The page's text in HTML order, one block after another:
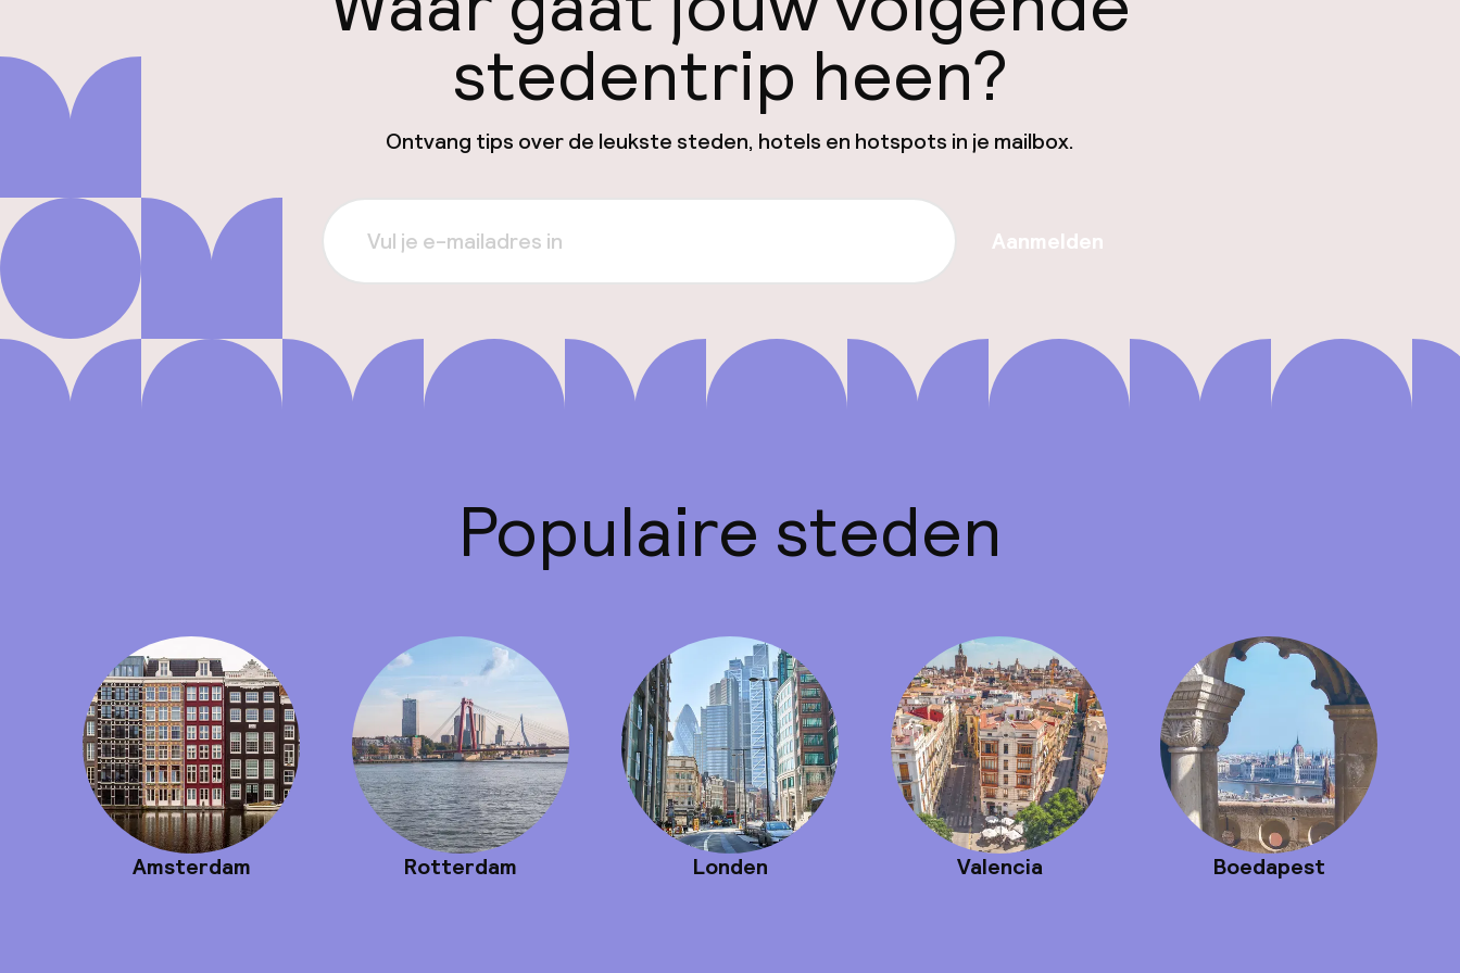
stedentrip heen?
Ontvang tips over de leukste steden, hotels en hotspots in je mailbox.
Aanmelden
Populaire steden
Amsterdam Rotterdam Londen Valencia Boedapest